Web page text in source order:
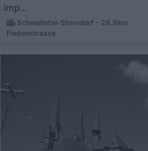
imp...
Schwalmtal-Storndorf - 28.9km
Fiedenstrasse